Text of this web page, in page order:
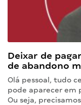
Deixar de
de abandono
Olá pessoal, tudo
pode aparecer em
Ou seja,